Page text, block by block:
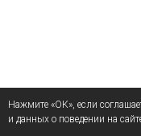
Нажмите «ОК», если
и данных о поведении на